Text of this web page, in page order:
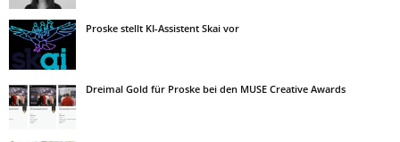
Proske stellt KI-Assistent Skai vor
Dreimal Gold für Proske bei den MUSE Creative Awards